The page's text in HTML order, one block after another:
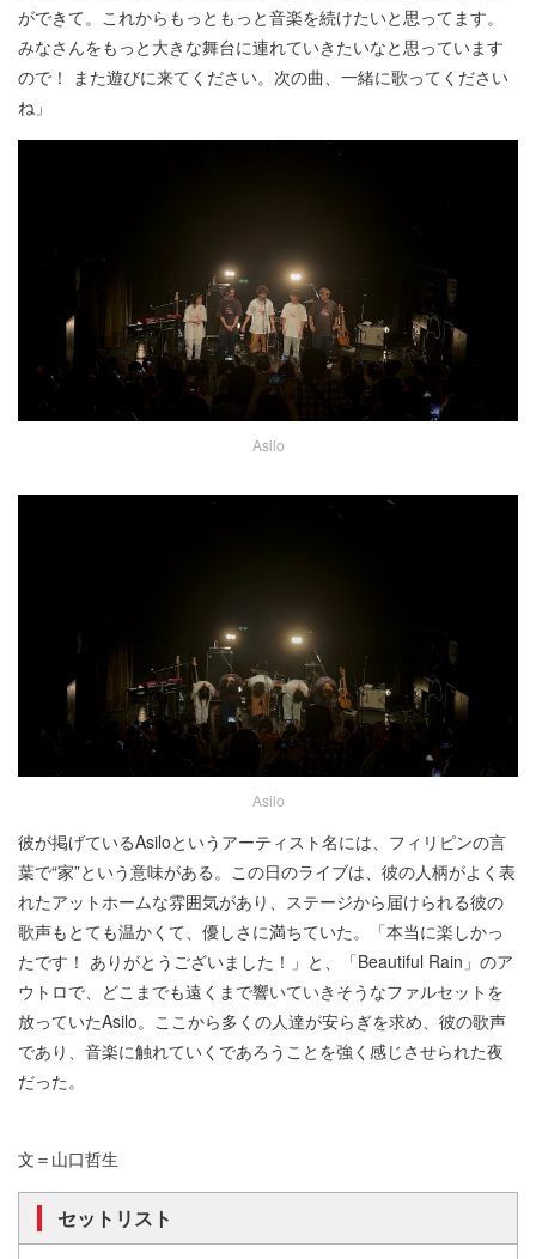
ができて。これからもっともっと音楽を続けたいと思ってます。
みなさんをもっと大きな舞台に連れていきたいなと思っています
ので！ また遊びに来てください。次の曲、一緒に歌ってください
ね」
Asilo
Asilo
彼が掲げているAsiloというアーティスト名には、フィリピンの言
葉で“家”という意味がある。この日のライブは、彼の人柄がよく表
れたアットホームな雰囲気があり、ステージから届けられる彼の
歌声もとても温かくて、優しさに満ちていた。「本当に楽しかっ
たです！ ありがとうございました！」と、「Beautiful Rain」のア
ウトロで、どこまでも遠くまで響いていきそうなファルセットを
放っていたAsilo。ここから多くの人達が安らぎを求め、彼の歌声
であり、音楽に触れていくであろうことを強く感じさせられた夜
だった。
文＝山口哲生
セットリスト